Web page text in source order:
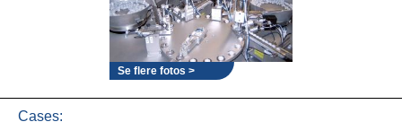
Se flere fotos >
Cases: